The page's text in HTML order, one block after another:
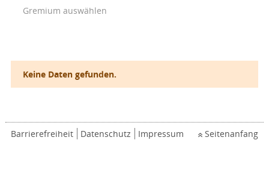
Gremium auswählen
Keine Daten gefunden.
Barrierefreiheit Datenschutz Impressum Seitenanfang